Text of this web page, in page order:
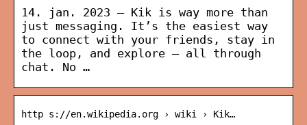
14. jan. 2023 — Kik is way more than
just messaging. It’s the easiest way
to connect with your friends, stay in
the loop, and explore – all through
chat. No …
http s://en.wikipedia.org › wiki › Kik…